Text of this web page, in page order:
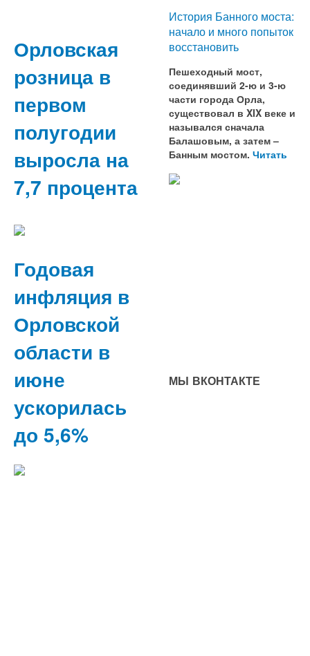
Орловская
розница в
первом
полугодии
выросла на
7,7 процента
Годовая
инфляция в
Орловской
области в
июне
ускорилась
до 5,6%
История Банного моста:
начало и много попыток
восстановить
Пешеходный мост,
соединявший 2-ю и 3-ю
части города Орла,
существовал в XIX веке и
назывался сначала
Балашовым, а затем –
Банным мостом. Читать
МЫ ВКОНТАКТЕ